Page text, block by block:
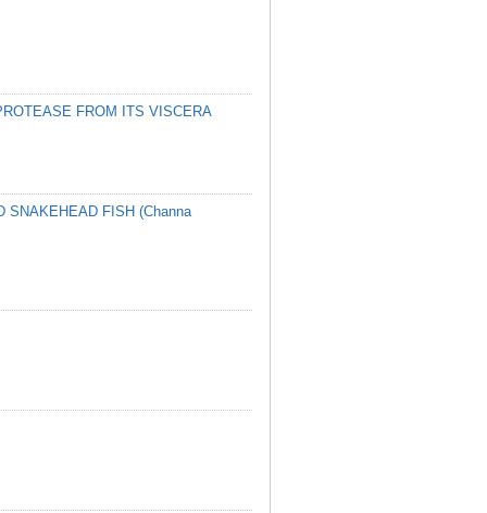
FROM ITS VISCERA
SNAKEHEAD FISH (Channa